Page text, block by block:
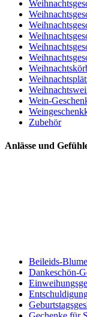
Wein-
Zubehör
Anlässe und
Beileids-
Dankeschön-